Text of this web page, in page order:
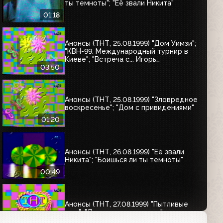
01:18
ты темноты"; "Её звали Никита"
03:50
Анонсы (ТНТ, 25.08.1999) "Дом Уимзи";
"КВН-99. Международный турнир в
Киеве"; "Встреча с... Игорь
01:20
Анонсы (ТНТ, 25.08.1999) "Зловредное
воскресенье"; "Дом с привидениями"
00:49
Анонсы (ТНТ, 26.08.1999) "Её звали
Никита"; "Боишься ли ты темноты"
Анонсы (ТНТ, 27.08.1999) "Пытливые
умы"; "Дом с привидениями"